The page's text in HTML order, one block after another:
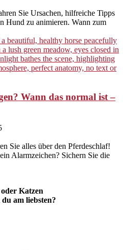
Sie Ursachen, hilfreiche Tipps
Hund zu animieren. Wann zum
Wann das normal ist –
Sie alles über den Pferdeschlaf!
Alarmzeichen? Sichern Sie die
Katzen
du am liebsten?